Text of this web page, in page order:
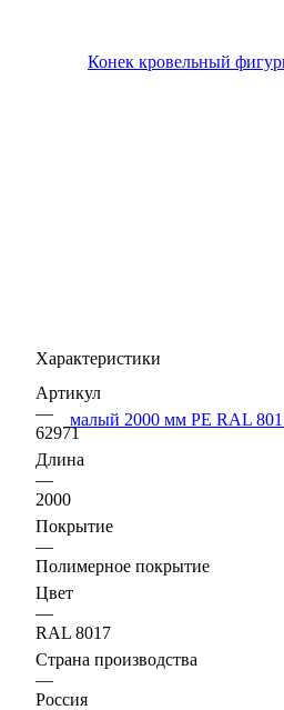
Характеристики
Артикул
—
62971
Длина
—
2000
Покрытие
—
Полимерное покрытие
Цвет
—
RAL 8017
Страна производства
—
Россия